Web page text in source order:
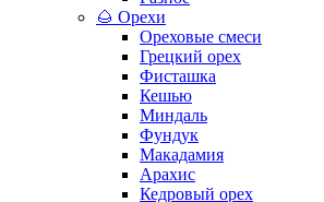
🌰 Орехи
Ореховые смеси
Грецкий орех
Фисташка
Кешью
Миндаль
Фундук
Макадамия
Арахис
Кедровый орех